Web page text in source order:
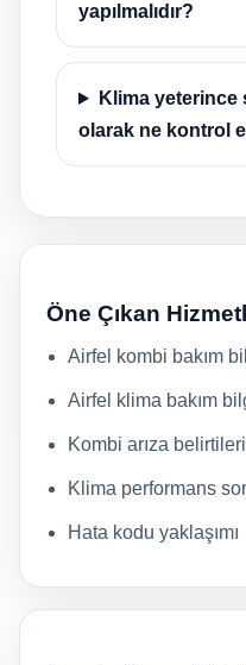
yapılmalıdır?
Klima
olarak ne kontrol
Öne Çıkan
Airfel kombi bakım
Airfel klima bakım
Kombi arıza belirtileri
Klima performans
Hata kodu yaklaşımı